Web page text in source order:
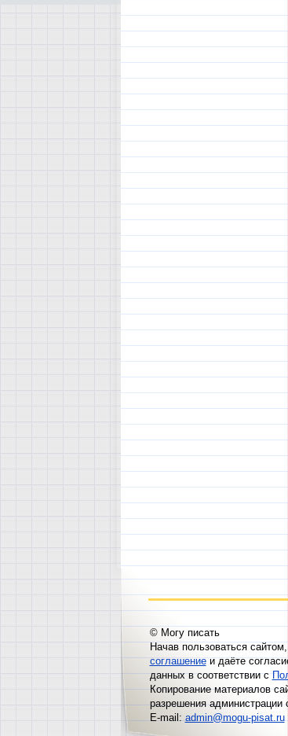
© Могу писать
Начав пользоваться
соглашениеи даёте
данных в соответствии с
Копирование материалов
разрешения администрации
E-mail:admin@mogu-pisat.ru